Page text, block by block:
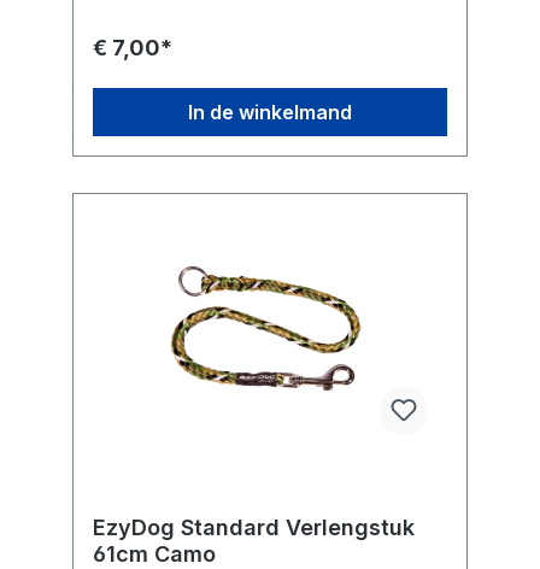
€ 7,00*
In de winkelmand
EzyDog Standard Verlengstuk
61cm Camo